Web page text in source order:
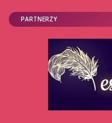
PARTNERZY